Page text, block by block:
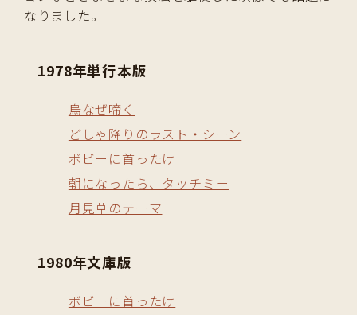
なりました。
1978年単行本版
烏なぜ啼く
どしゃ降りのラスト・シーン
ボビーに首ったけ
朝になったら、タッチミー
月見草のテーマ
1980年文庫版
ボビーに首ったけ